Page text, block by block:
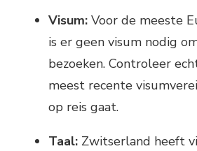
Visum: Voor de meeste
is er geen visum nodig
bezoeken. Controleer
meest recente
op reis gaat.
Taal: Zwitserland heeft